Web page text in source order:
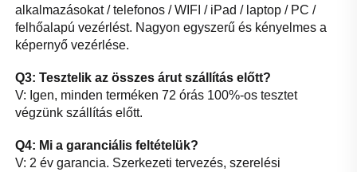
alkalmazásokat / telefonos / WIFI / iPad / laptop / PC /
felhőalapú vezérlést. Nagyon egyszerű és kényelmes a
képernyő vezérlése.
Q3: Tesztelik az összes árut szállítás előtt?
V: Igen, minden terméken 72 órás 100%-os tesztet
végzünk szállítás előtt.
Q4: Mi a garanciális feltételük?
V: 2 év garancia. Szerkezeti tervezés, szerelési